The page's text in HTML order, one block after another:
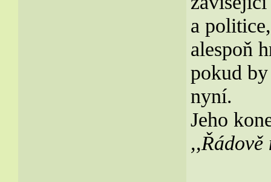
a
alespoň
pokud
nyní.
Jeho